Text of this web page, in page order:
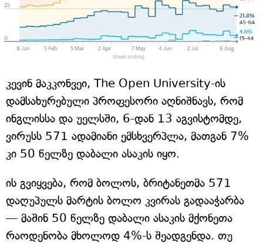
კევინ მაკკონვეი, The Open University-ის
დამსახურებული პროფესორი აღნიშნავს, რომ
ინგლისსა და უელსში, 6-დან 13 აგვისტომდე,
ვირუსს 571 ადამიანი ემსხვერპლა, მათგან 7%
კი 50 წელზე დაბალი ასაკის იყო.
ის გვიყვება, რომ ბოლოს, ბრიტანეთმა 571
დაღუპულს მარტის ბოლო კვირას გადააჭარბა
— მაშინ 50 წელზე დაბალი ასაკის მქონეთა
რაოდენობა მხოლოდ 4%-ს შეადგენდა. თუ